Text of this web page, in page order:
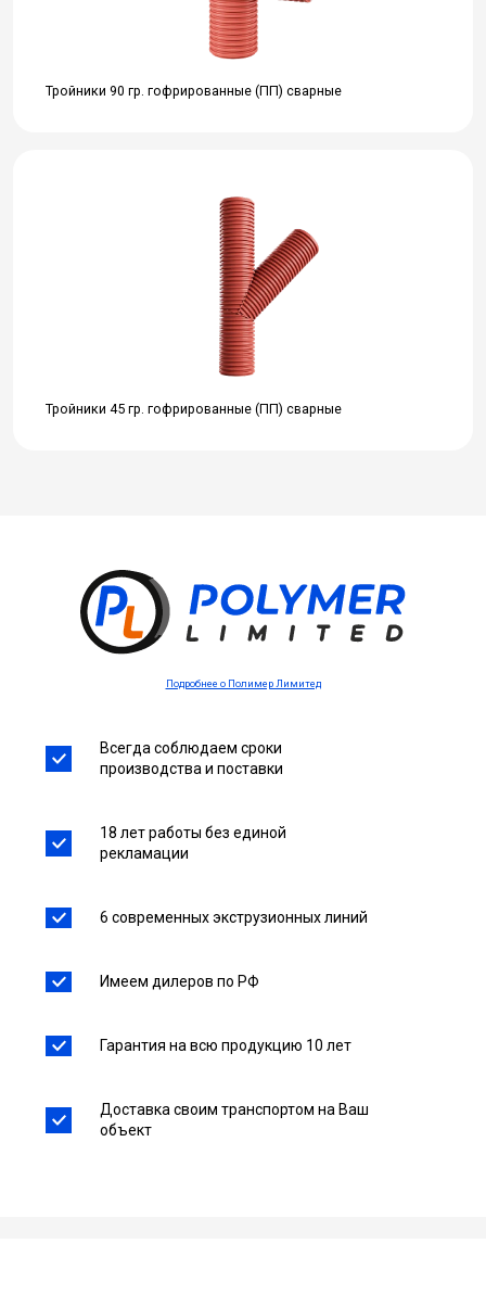
Тройники 90 гр. гофрированные (ПП) сварные
Тройники 45 гр. гофрированные (ПП) сварные
Подробнее о Полимер Лимитед
Всегда соблюдаем сроки
производства и поставки
18 лет работы без единой
рекламации
6 современных экструзионных линий
Имеем дилеров по РФ
Гарантия на всю продукцию 10 лет
Доставка своим транспортом на Ваш
объект